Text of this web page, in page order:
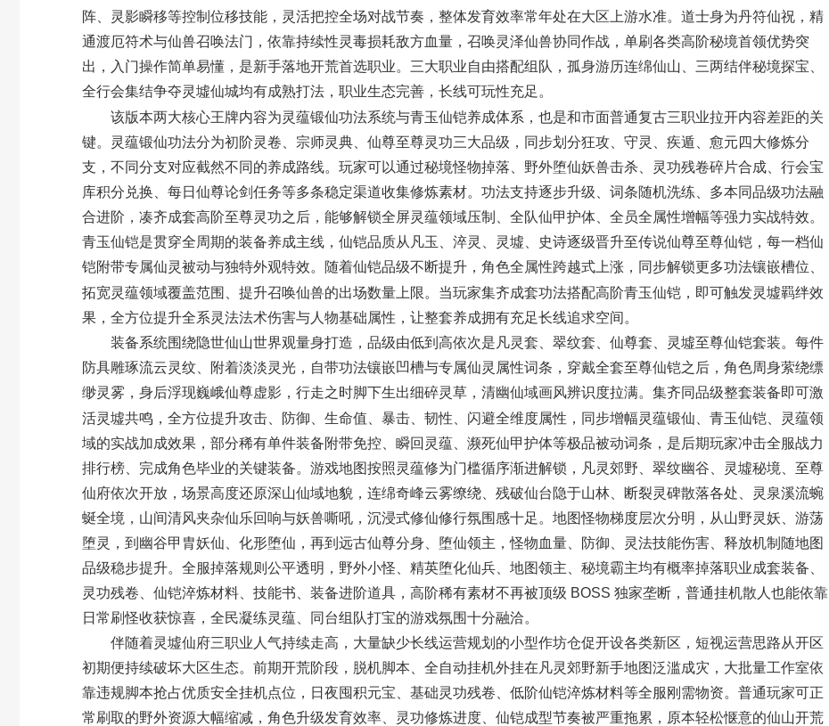
阵、灵影瞬移等控制位移技能，灵活把控全场对战节奏，整体发育效率常年处在大区上游水准。道士身为丹符仙祝，精
通渡厄符术与仙兽召唤法门，依靠持续性灵毒损耗敌方血量，召唤灵泽仙兽协同作战，单刷各类高阶秘境首领优势突
出，入门操作简单易懂，是新手落地开荒首选职业。三大职业自由搭配组队，孤身游历连绵仙山、三两结伴秘境探宝、
全行会集结争夺灵墟仙城均有成熟打法，职业生态完善，长线可玩性充足。
该版本两大核心王牌内容为灵蕴锻仙功法系统与青玉仙铠养成体系 ，也是和市面普通复古三职业拉开内容差距的关
键。灵蕴锻仙功法分为初阶灵卷、宗师灵典、仙尊至尊灵功三大品级，同步划分狂攻、守灵、疾遁、愈元四大修炼分
支，不同分支对应截然不同的养成路线。玩家可以通过秘境怪物掉落、野外堕仙妖兽击杀、灵功残卷碎片合成、行会宝
库积分兑换、每日仙尊论剑任务等多条稳定渠道收集修炼素材。功法支持逐步升级、词条随机洗练、多本同品级功法融
合进阶，凑齐成套高阶至尊灵功之后，能够解锁全屏灵蕴领域压制、全队仙甲护体、全员全属性增幅等强力实战特效。
青玉仙铠是贯穿全周期的装备养成主线，仙铠品质从凡玉、淬灵、灵墟、史诗逐级晋升至传说仙尊至尊仙铠，每一档仙
铠附带专属仙灵被动与独特外观特效。随着仙铠品级不断提升，角色全属性跨越式上涨，同步解锁更多功法镶嵌槽位、
拓宽灵蕴领域覆盖范围、提升召唤仙兽的出场数量上限。当玩家集齐成套功法搭配高阶青玉仙铠，即可触发灵墟羁绊效
果，全方位提升全系灵法法术伤害与人物基础属性，让整套养成拥有充足长线追求空间。
装备系统围绕隐世仙山世界观量身打造，品级由低到高依次是凡灵套、翠纹套、仙尊套、灵墟至尊仙铠套装。每件
防具雕琢流云灵纹、附着淡淡灵光，自带功法镶嵌凹槽与专属仙灵属性词条，穿戴全套至尊仙铠之后，角色周身萦绕缥
缈灵雾，身后浮现巍峨仙尊虚影，行走之时脚下生出细碎灵草，清幽仙域画风辨识度拉满。集齐同品级整套装备即可激
活灵墟共鸣 ，全方位提升攻击、防御、生命值、暴击、韧性、闪避全维度属性，同步增幅灵蕴锻仙、青玉仙铠、灵蕴领
域的实战加成效果，部分稀有单件装备附带免控、瞬回灵蕴、濒死仙甲护体等极品被动词条，是后期玩家冲击全服战力
排行榜、完成角色毕业的关键装备。游戏地图按照灵蕴修为门槛循序渐进解锁，凡灵郊野、翠纹幽谷、灵墟秘境、至尊
仙府依次开放，场景高度还原深山仙域地貌，连绵奇峰云雾缭绕、残破仙台隐于山林、断裂灵碑散落各处、灵泉溪流蜿
蜒全境，山间清风夹杂仙乐回响与妖兽嘶吼，沉浸式修仙修行氛围感十足。地图怪物梯度层次分明，从山野灵妖、游荡
堕灵，到幽谷甲胄妖仙、化形堕仙，再到远古仙尊分身、堕仙领主，怪物血量、防御、灵法技能伤害、释放机制随地图
品级稳步提升。全服掉落规则公平透明，野外小怪、精英堕化仙兵、地图领主、秘境霸主均有概率掉落职业成套装备、
灵功残卷、仙铠淬炼材料、技能书、装备进阶道具，高阶稀有素材不再被顶级 BOSS 独家垄断，普通挂机散人也能依靠
日常刷怪收获惊喜，全民凝练灵蕴、同台组队打宝的游戏氛围十分融洽。
伴随着灵墟仙府三职业人气持续走高，大量缺少长线运营规划的小型作坊仓促开设各类新区，短视运营思路从开区
初期便持续破坏大区生态。前期开荒阶段，脱机脚本、全自动挂机外挂在凡灵郊野新手地图泛滥成灾，大批量工作室依
靠违规脚本抢占优质安全挂机点位，日夜囤积元宝、基础灵功残卷、低阶仙铠淬炼材料等全服刚需物资。普通玩家可正
常刷取的野外资源大幅缩减，角色升级发育效率、灵功修炼进度、仙铠成型节奏被严重拖累，原本轻松惬意的仙山开荒